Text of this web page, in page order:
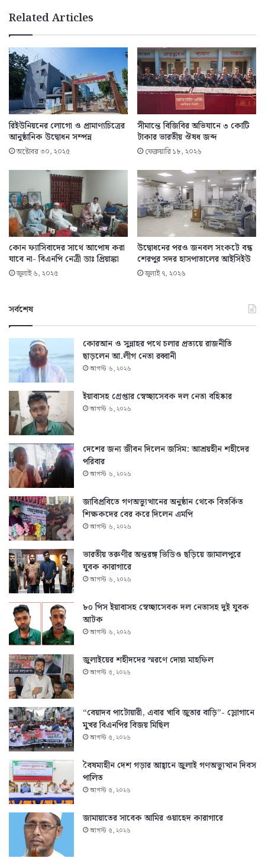
Related Articles
রিইউনিয়নের লোগো ও প্রামাণ্যচিত্রের
আনুষ্ঠানিক উদ্বোধন সম্পন্ন
অক্টোবর ৩০, ২০২৫
সীমান্তে বিজিবির অভিযানে ৩ কোটি
টাকার ভারতীয় ঔষধ জব্দ
ফেব্রুয়ারি ১৮, ২০২৬
কোন ফ্যাসিবাদের সাথে আপোষ করা
যাবে না- বিএনপি নেত্রী ডাঃ প্রিয়াঙ্কা
জুলাই ৬, ২০২৫
উদ্বোধনের পরও জনবল সংকটে বন্ধ
শেরপুর সদর হাসপাতালের আইসিইউ
জুলাই ৭, ২০২৬
সর্বশেষ
কোরআন ও সুন্নাহর পথে চলার প্রত্যয়ে রাজনীতি
ছাড়লেন আ.লীগ নেতা রব্বানী
আগস্ট ৬, ২০২৬
ইয়াবাসহ গ্রেপ্তার স্বেচ্ছাসেবক দল নেতা বহিষ্কার
আগস্ট ৬, ২০২৬
দেশের জন্য জীবন দিলেন জসিম: আশ্রয়হীন শহীদের
পরিবার
আগস্ট ৬, ২০২৬
জাবিপ্রবিতে গণঅভ্যুত্থানের অনুষ্ঠান থেকে বিতর্কিত
শিক্ষকদের বের করে দিলেন এমপি
আগস্ট ৬, ২০২৬
ভারতীয় তরুণীর অন্তরঙ্গ ভিডিও ছড়িয়ে জামালপুরে
যুবক কারাগারে
আগস্ট ৬, ২০২৬
৮০ পিস ইয়াবাসহ স্বেচ্ছাসেবক দল নেতাসহ দুই যুবক
আটক
আগস্ট ৬, ২০২৬
জুলাইয়ের শহীদদের স্মরণে দোয়া মাহফিল
আগস্ট ৫, ২০২৬
“বেয়াদব পাটোয়ারী, এবার খাবি জুতার বাড়ি”- স্লোগানে
মুখর বিএনপির বিজয় মিছিল
আগস্ট ৫, ২০২৬
বৈষম্যহীন দেশ গড়ার আহ্বানে জুলাই গণঅভ্যুত্থান দিবস
পালিত
আগস্ট ৫, ২০২৬
জামায়াতের সাবেক আমির ওয়াহেদ কারাগারে
আগস্ট ৫, ২০২৬